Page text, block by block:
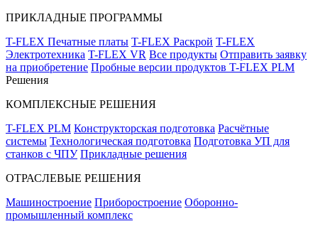
ПРИКЛАДНЫЕ ПРОГРАММЫ
T-FLEX Печатные платы T-FLEX Раскрой T-FLEX
Электротехника T-FLEX VR Все продукты Отправить заявку
на приобретение Пробные версии продуктов T-FLEX PLM
Решения
КОМПЛЕКСНЫЕ РЕШЕНИЯ
T-FLEX PLM Конструкторская подготовка Расчётные
системы Технологическая подготовка Подготовка УП для
станков с ЧПУ Прикладные решения
ОТРАСЛЕВЫЕ РЕШЕНИЯ
Машиностроение Приборостроение Оборонно-
промышленный комплекс